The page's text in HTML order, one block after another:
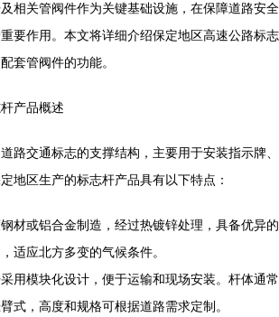
相关管阀件作为关键基础设施，在保障道路安全
要作用。本文将详细介绍保定地区高速公路标志
套管阀件的功能。
产品概述
路交通标志的支撑结构，主要用于安装指示牌、
地区生产的标志杆产品具有以下特点：
材或铝合金制造，经过热镀锌处理，具备优异的
适应北方多变的气候条件。
用模块化设计，便于运输和现场安装。杆体通常
式，高度和规格可根据道路需求定制。